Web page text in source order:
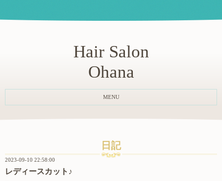
Hair Salon
Ohana
MENU
日記
2023-09-10 22:58:00
レディースカット♪